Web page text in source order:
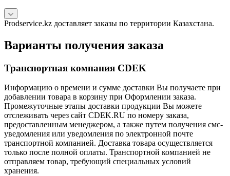
Prodservice.kz доставляет заказы по территории Казахстана.
Варианты получения заказа
Транспортная компания CDEK
Информацию о времени и сумме доставки Вы получаете при
добавлении товара в корзину при Оформлении заказа.
Промежуточные этапы доставки продукции Вы можете
отслеживать через сайт CDEK.RU по номеру заказа,
предоставленным менеджером, а также путем получения смс-
уведомления или уведомления по электронной почте
транспортной компанией. Доставка товара осуществляется
только после полной оплаты. Транспортной компанией не
отправляем товар, требующий специальных условий
хранения.